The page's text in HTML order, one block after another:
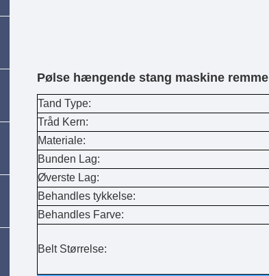
Pølse hængende stang maskine remme
Tand Type:
Tråd Kern:
Materiale:
Bunden Lag:
Øverste Lag:
Behandles tykkelse:
Behandles Farve:
Belt Størrelse: